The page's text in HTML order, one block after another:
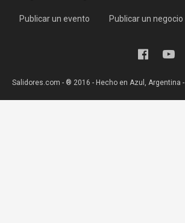
Publicar un evento Publicar un negocio
Salidores.com - ® 2016 - Hecho en Azul, Argentina -